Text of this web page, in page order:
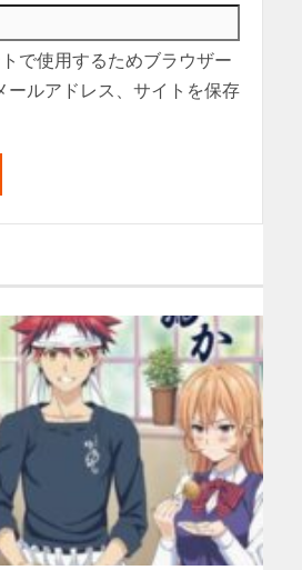
で使用するためブラウザー
ールアドレス、サイトを保存